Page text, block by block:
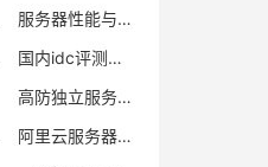
(148) 服务器性能与价格对比
(129)
国内idc评测云服务器
(128) 高防独立服务器评测
(127) 阿里云服务器多少钱一年